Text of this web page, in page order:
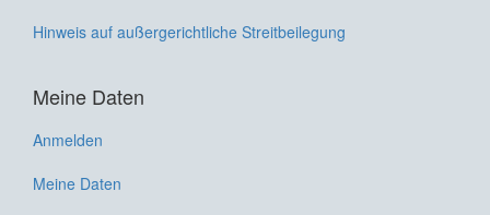
Hinweis auf außergerichtliche Streitbeilegung
Meine Daten
Anmelden
Meine Daten